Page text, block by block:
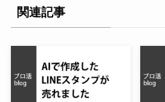
関連記事